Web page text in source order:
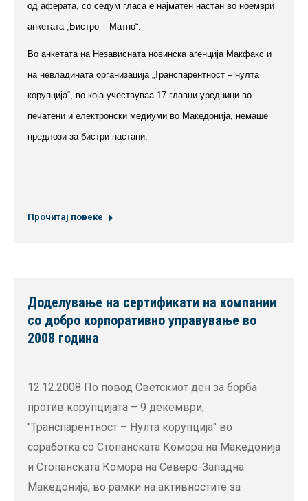
од аферата, со седум гласа е најматен настан во ноември
анкетата „Бистро – Матно“.
Во анкетата на Независната новинска агенција Макфакс и
на невладината организација „Транспарентност – нулта
корупција“, во која учествуваа 17 главни уредници во
печатени и електронски медиуми во Македонија, немаше
предлози за бистри настани.
Прочитај повеќе
Доделување на сертификати на компании
со добро корпоративно управување во
2008 година
12.12.2008 По повод Светскиот ден за борба
против корупцијата – 9 декември,
"Транспарентност – Нулта корупција" во
соработка со Стопанската Комора на Македонија
и Стопанската Комора на Северо-Западна
Македонија, во рамки на активностите за